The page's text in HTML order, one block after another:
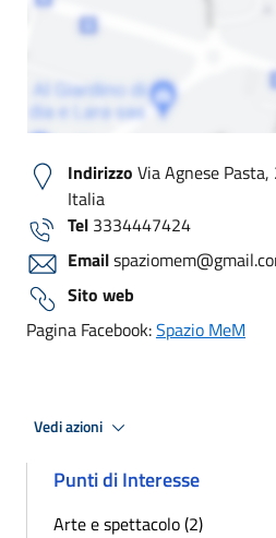
Indirizzo Via Agnese
Italia
Tel 3334447424
Email
Sito web
Pagina Facebook:Spazio MeM
Vedi azioni
Punti di Interesse
Arte e spettacolo (2)